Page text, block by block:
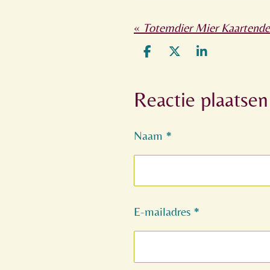
« Totemdier Mier
D
e
n
D
l
S
r
e
Reactie plaatsen
Naam *
E-mailadres *